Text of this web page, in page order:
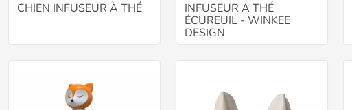
CHIEN INFUSEUR À THÉ
INFUSEUR A THÉ
ÉCUREUIL - WINKEE
DESIGN